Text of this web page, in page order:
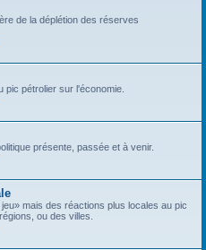
de la déplétion des réserves
pic pétrolier sur l'économie.
présente, passée et à venir.
mais des réactions plus locales au pic
ou des villes.